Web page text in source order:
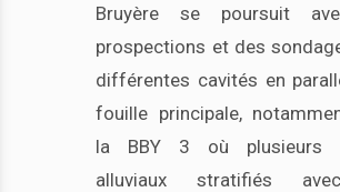
Bruyère se poursuit
prospections et des
différentes cavités en
fouille principale,
la BBY 3 où plusieurs
alluviaux stratifiés